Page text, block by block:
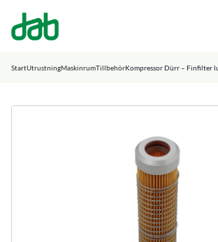
DAB Dental
StartUtrustningMaskinrumTillbehörKompressor Dürr – Finfilter